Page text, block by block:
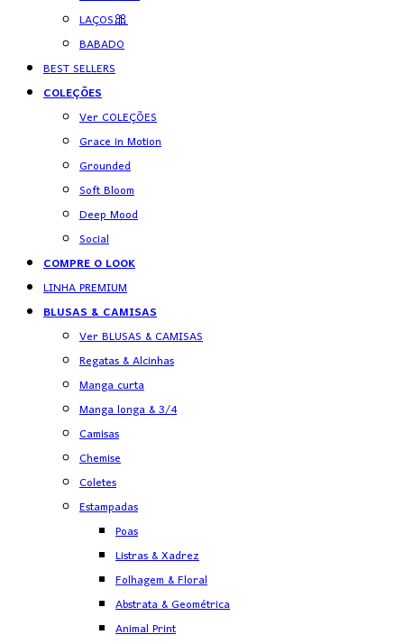
LAÇOS🎀
BABADO
BEST SELLERS
COLEÇÕES
Ver COLEÇÕES
Grace in Motion
Grounded
Soft Bloom
Deep Mood
Social
COMPRE O LOOK
LINHA PREMIUM
BLUSAS & CAMISAS
Ver BLUSAS & CAMISAS
Regatas & Alcinhas
Manga curta
Manga longa & 3/4
Camisas
Chemise
Coletes
Estampadas
Poas
Listras & Xadrez
Folhagem & Floral
Abstrata & Geométrica
Animal Print